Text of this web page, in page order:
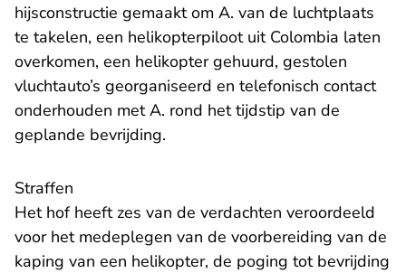
hijsconstructie gemaakt om A. van de luchtplaats
te takelen, een helikopterpiloot uit Colombia laten
overkomen, een helikopter gehuurd, gestolen
vluchtauto’s georganiseerd en telefonisch contact
onderhouden met A. rond het tijdstip van de
geplande bevrijding.
Straffen
Het hof heeft zes van de verdachten veroordeeld
voor het medeplegen van de voorbereiding van de
kaping van een helikopter, de poging tot bevrijding